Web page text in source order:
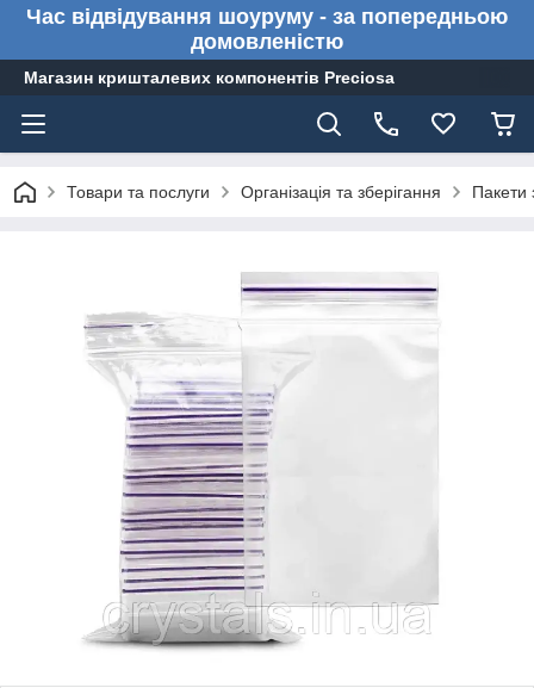
Час відвідування шоуруму - за попередньою
домовленістю
Магазин кришталевих компонентів Preciosa
Товари та послуги Організація та зберігання Пакети